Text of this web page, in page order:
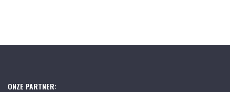
ONZE PARTNER: